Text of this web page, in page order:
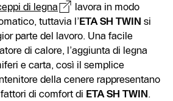
di legna
lavora in modo
tuttavia l’ETA SH TWIN si
parte del lavoro. Una facile
di calore, l’aggiunta di legna
e carta, così il semplice
della cenere rappresentano
di comfort di ETA SH TWIN.